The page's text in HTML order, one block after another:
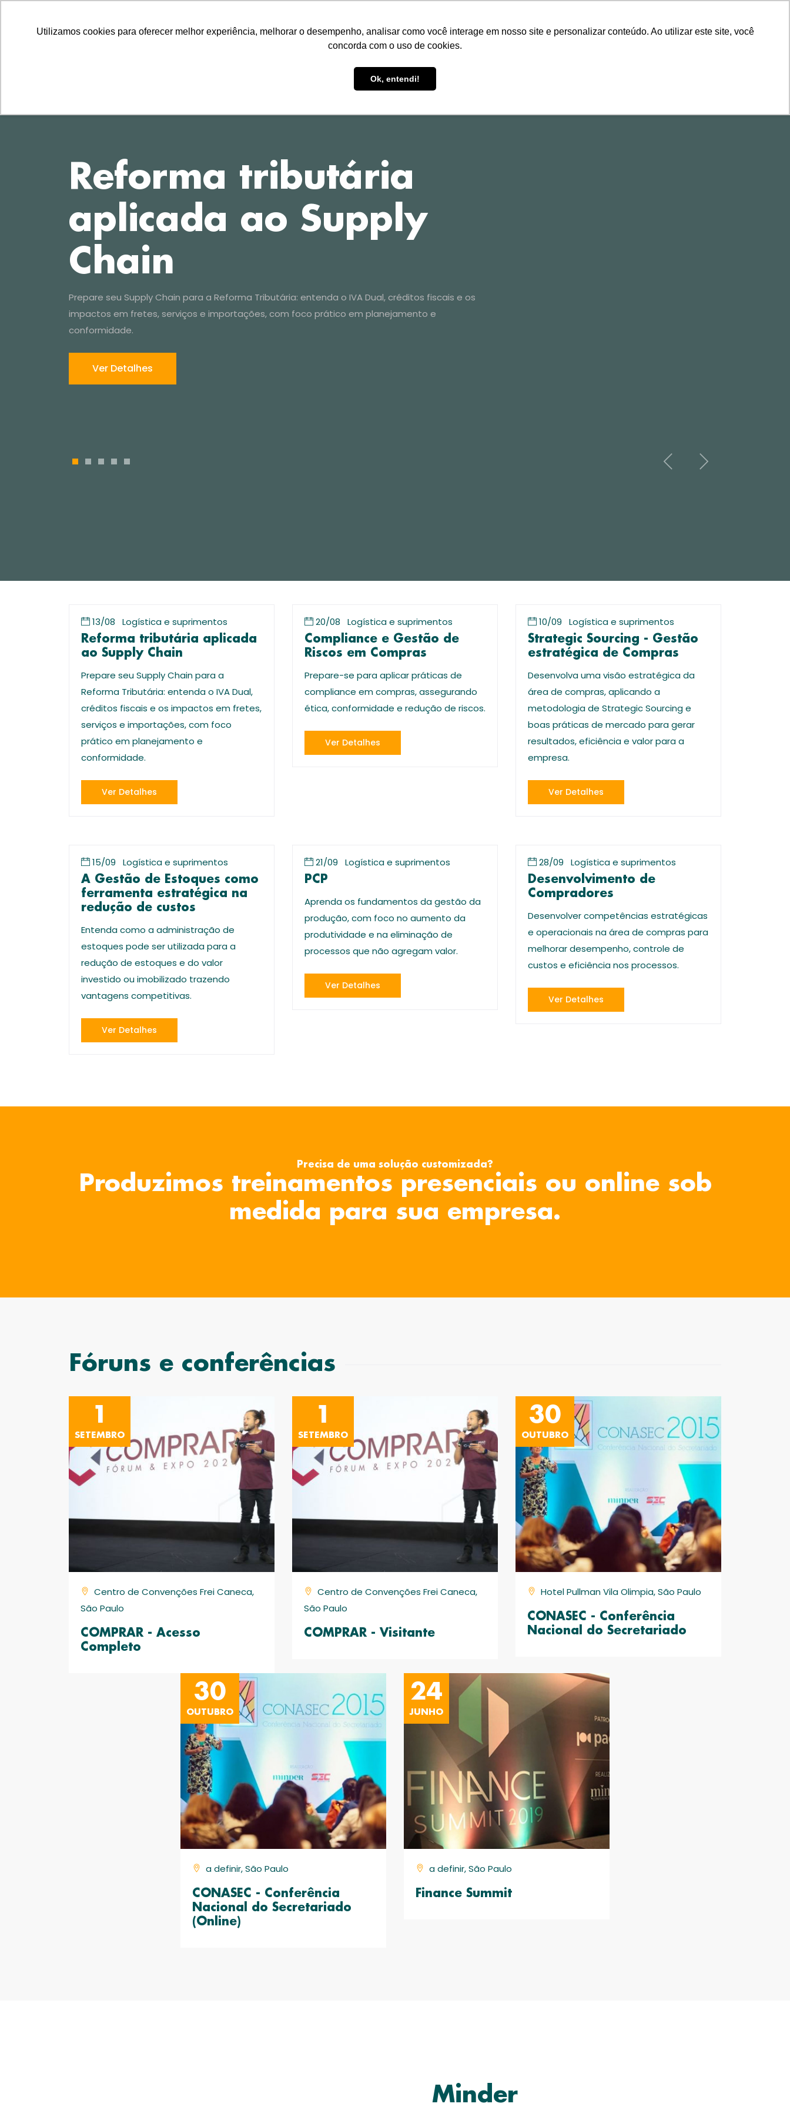
Utilizamos cookies para oferecer melhor experiência, melhorar o desempenho, analisar como você interage em nosso site e personalizar conteúdo. Ao utilizar este site, você
concorda com o uso de cookies.
Ok, entendi!
LLLLLL
Prepare seu Supply Chain para a Reforma Tributária: entenda o IVA Dual, créditos fiscais e os
impactos em fretes, serviços e importações, com foco prático em planejamento e
Ver Detalhes
1 2 3 4 5
13/08 Logística e suprimentos
Reforma tributária aplicada
ao Supply Chain
Prepare seu Supply Chain para a
Reforma Tributária: entenda o IVA Dual,
créditos fiscais e os impactos em fretes,
serviços e importações, com foco
prático em planejamento e
conformidade.
Ver Detalhes
20/08 Logística e suprimentos
Compliance e Gestão de
Riscos em Compras
Prepare-se para aplicar práticas de
compliance em compras, assegurando
ética, conformidade e redução de riscos.
Ver Detalhes
10/09 Logística e suprimentos
Strategic Sourcing - Gestão
estratégica de Compras
Desenvolva uma visão estratégica da
área de compras, aplicando a
metodologia de Strategic Sourcing e
boas práticas de mercado para gerar
resultados, eficiência e valor para a
empresa.
Ver Detalhes
15/09 Logística e suprimentos
A Gestão de Estoques como
ferramenta estratégica na
redução de custos
Entenda como a administração de
estoques pode ser utilizada para a
redução de estoques e do valor
investido ou imobilizado trazendo
vantagens competitivas.
Ver Detalhes
21/09 Logística e suprimentos
PCP
Aprenda os fundamentos da gestão da
produção, com foco no aumento da
produtividade e na eliminação de
processos que não agregam valor.
Ver Detalhes
28/09 Logística e suprimentos
Desenvolvimento de
Compradores
Desenvolver competências estratégicas
e operacionais na área de compras para
melhorar desempenho, controle de
custos e eficiência nos processos.
Ver Detalhes
Precisa de uma solução customizada?
Produzimos treinamentos presenciais ou online sob
medida para sua empresa.
Fóruns e conferências
1
SETEMBRO
Centro de Convenções Frei Caneca,
São Paulo
COMPRAR - Acesso
Completo
1
SETEMBRO
Centro de Convenções Frei Caneca,
São Paulo
COMPRAR - Visitante
30
OUTUBRO
Hotel Pullman Vila Olimpia, São Paulo
CONASEC - Conferência
Nacional do Secretariado
30
OUTUBRO
a definir, São Paulo
CONASEC - Conferência
Nacional do Secretariado
(Online)
24
JUNHO
a definir, São Paulo
Finance Summit
Minder